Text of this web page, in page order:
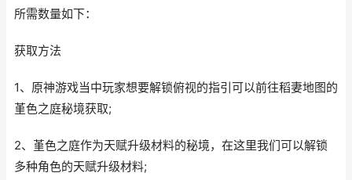
所需数量如下：
获取方法
1、原神游戏当中玩家想要解锁俯视的指引可以前往稻妻地图的
堇色之庭秘境获取;
2、堇色之庭作为天赋升级材料的秘境，在这里我们可以解锁
多种角色的天赋升级材料;